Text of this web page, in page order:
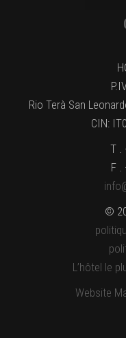
Rio Terà San
CIN:
T .
F .
©
L’hôtel le
Website